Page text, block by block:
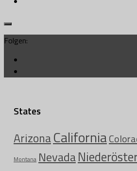
Folgen:
States
ArizonaCalifornia
Montana Nevada